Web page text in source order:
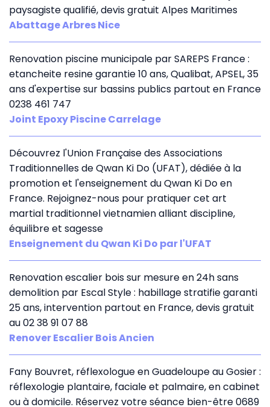
paysagiste qualifié, devis gratuit Alpes Maritimes
Abattage Arbres Nice
Renovation piscine municipale par SAREPS France :
etancheite resine garantie 10 ans, Qualibat, APSEL, 35
ans d'expertise sur bassins publics partout en France
0238 461 747
Joint Epoxy Piscine Carrelage
Découvrez l'Union Française des Associations
Traditionnelles de Qwan Ki Do (UFAT), dédiée à la
promotion et l'enseignement du Qwan Ki Do en
France. Rejoignez-nous pour pratiquer cet art
martial traditionnel vietnamien alliant discipline,
équilibre et sagesse
Enseignement du Qwan Ki Do par l'UFAT
Renovation escalier bois sur mesure en 24h sans
demolition par Escal Style : habillage stratifie garanti
25 ans, intervention partout en France, devis gratuit
au 02 38 91 07 88
Renover Escalier Bois Ancien
Fany Bouvret, réflexologue en Guadeloupe au Gosier :
réflexologie plantaire, faciale et palmaire, en cabinet
ou à domicile. Réservez votre séance bien-être 0689